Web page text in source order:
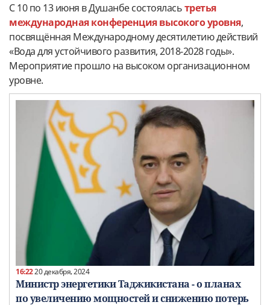
С 10 по 13 июня в Душанбе состояласьтретья
международная конференция высокого уровня,
посвящённая Международному десятилетию действий
«Вода для устойчивого развития, 2018-2028 годы».
Мероприятие прошло на высоком организационном
уровне.
16:2220 декабря, 2024
Министр энергетики Таджикистана - о планах
по увеличению мощностей и снижению потерь